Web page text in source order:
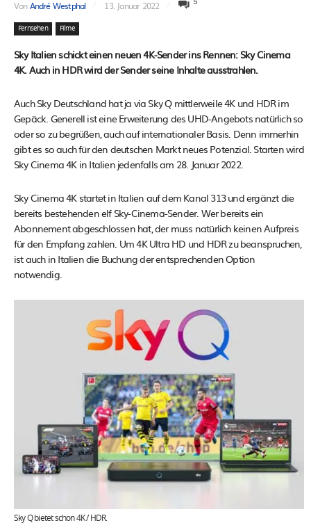
VonAndré Westphal 13. Januar 2022
Fernsehen Filme
Sky Italien schickt einen neuen 4K-Sender ins Rennen: Sky Cinema
4K. Auch in HDR wird der Sender seine Inhalte ausstrahlen.
Auch Sky Deutschland hat ja via Sky Q mittlerweile 4K und HDR im
Gepäck. Generell ist eine Erweiterung des UHD-Angebots natürlich so
oder so zu begrüßen, auch auf internationaler Basis. Denn immerhin
gibt es so auch für den deutschen Markt neues Potenzial. Starten wird
Sky Cinema 4K in Italien jedenfalls am 28. Januar 2022.
Sky Cinema 4K startet in Italien auf dem Kanal 313 und ergänzt die
bereits bestehenden elf Sky-Cinema-Sender. Wer bereits ein
Abonnement abgeschlossen hat, der muss natürlich keinen Aufpreis
für den Empfang zahlen. Um 4K Ultra HD und HDR zu beanspruchen,
ist auch in Italien die Buchung der entsprechenden Option
notwendig.
Sky Q bietet schon 4K / HDR.